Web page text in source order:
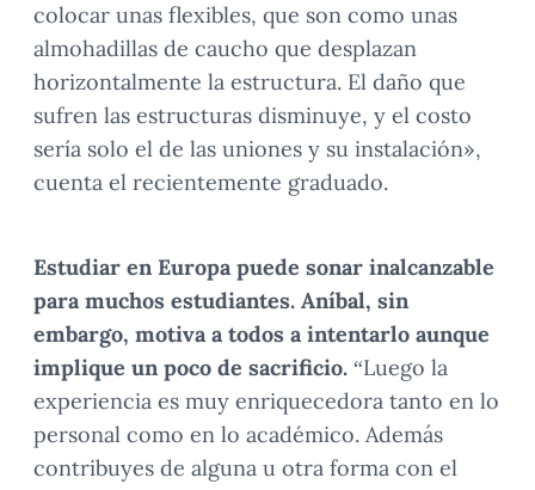
colocar unas flexibles, que son como unas
almohadillas de caucho que desplazan
horizontalmente la estructura. El daño que
sufren las estructuras disminuye, y el costo
sería solo el de las uniones y su instalación»,
cuenta el recientemente graduado.
Estudiar en Europa puede sonar inalcanzable
para muchos estudiantes. Aníbal, sin
embargo, motiva a todos a intentarlo aunque
implique un poco de sacrificio. “Luego la
experiencia es muy enriquecedora tanto en lo
personal como en lo académico. Además
contribuyes de alguna u otra forma con el